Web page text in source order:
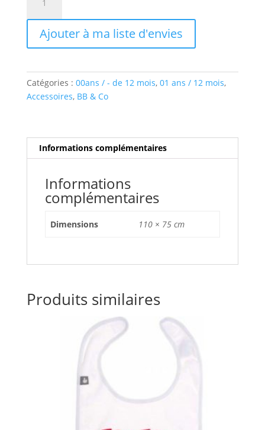
COUVERTURE
ETAPE
GRIS
Ajouter à ma liste d'envies
Catégories : 00ans / - de 12 mois, 01 ans / 12 mois,
Accessoires, BB & Co
Informations complémentaires
Informations
complémentaires
Dimensions 110 × 75 cm
Produits similaires